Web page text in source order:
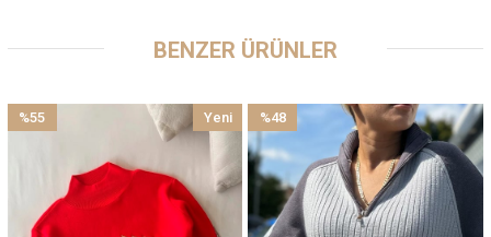
BENZER ÜRÜNLER
%55
%55İndirim
Yeni
%48
İndirim
%48İndirim